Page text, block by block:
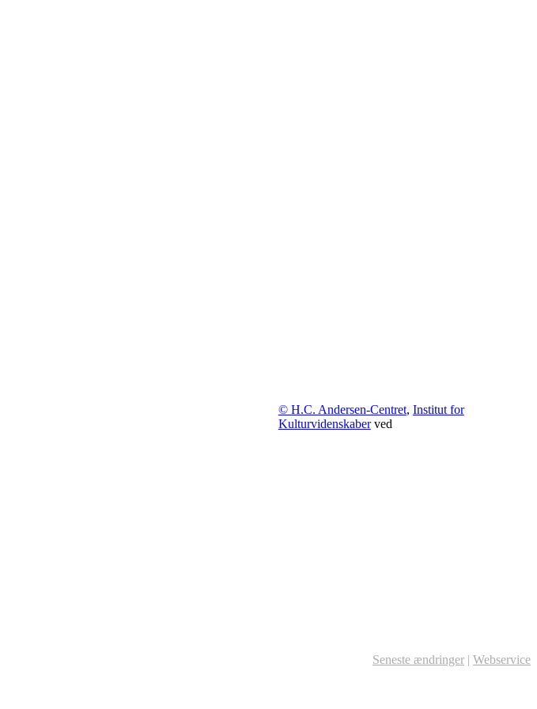
© H.C. Andersen-Centret, Institut for
Kulturvidenskaberved
Seneste ændringer | Webservice